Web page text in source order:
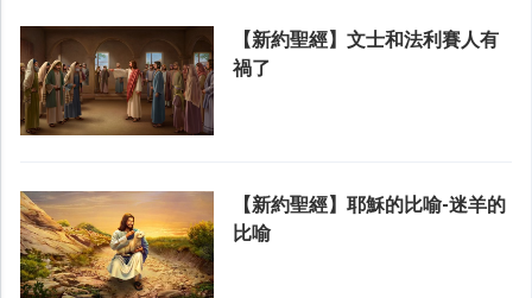
【新約聖經】文士和法利賽人有
禍了
【新約聖經】耶穌的比喻-迷羊的
比喻